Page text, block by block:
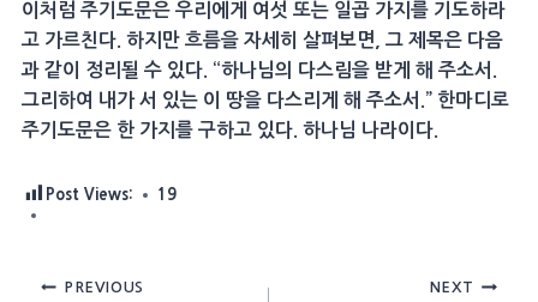
이처럼 주기도문은 우리에게 여섯 또는 일곱 가지를 기도하라
고 가르친다. 하지만 흐름을 자세히 살펴보면, 그 제목은 다음
과 같이 정리될 수 있다. “하나님의 다스림을 받게 해 주소서.
그리하여 내가 서 있는 이 땅을 다스리게 해 주소서.” 한마디로
주기도문은 한 가지를 구하고 있다. 하나님 나라이다.
Post Views: 19
Post
PREVIOUS NEXT